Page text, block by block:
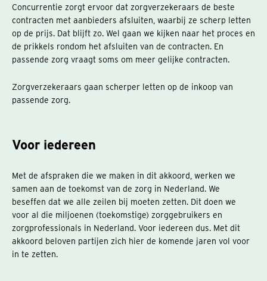
Concurrentie zorgt ervoor dat zorgverzekeraars de beste
contracten met aanbieders afsluiten, waarbij ze scherp letten
op de prijs. Dat blijft zo. Wel gaan we kijken naar het proces en
de prikkels rondom het afsluiten van de contracten. En
passende zorg vraagt soms om meer gelijke contracten.
Zorgverzekeraars gaan scherper letten op de inkoop van
passende zorg.
Voor iedereen
Met de afspraken die we maken in dit akkoord, werken we
samen aan de toekomst van de zorg in Nederland. We
beseffen dat we alle zeilen bij moeten zetten. Dit doen we
voor al die miljoenen (toekomstige) zorggebruikers en
zorgprofessionals in Nederland. Voor iedereen dus. Met dit
akkoord beloven partijen zich hier de komende jaren vol voor
in te zetten.